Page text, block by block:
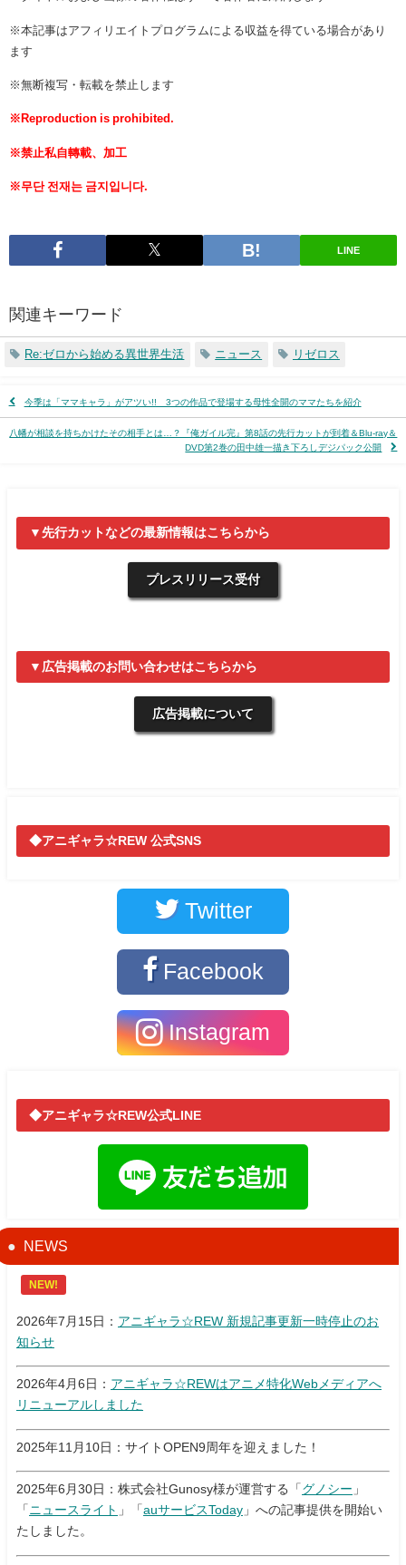
※本記事はアフィリエイトプログラムによる収益を得ている場合があり
ます
※無断複写・転載を禁止します
※Reproduction is prohibited.
※禁止私自轉載、加工
※무단 전재는 금지입니다.
LINE
関連キーワード
Re:ゼロから始める異世界生活 ニュース リゼロス
今季は「ママキャラ」がアツい!! 3つの作品で登場する母性全開のママたちを紹介
八幡が相談を持ちかけたその相手とは…？『俺ガイル完』第8話の先行カットが到着＆Blu-ray＆
DVD第2巻の田中雄一描き下ろしデジパック公開
▼先行カットなどの最新情報はこちらから
プレスリリース受付
▼広告掲載のお問い合わせはこちらから
広告掲載について
◆アニギャラ☆REW 公式SNS
Twitter
Facebook
Instagram
◆アニギャラ☆REW公式LINE
NEWS
NEW!
2026年7月15日： アニギャラ☆REW 新規記事更新一時停止のお
知らせ
2026年4月6日： アニギャラ☆REWはアニメ特化Webメディアへ
リニューアルしました
2025年11月10日：サイトOPEN9周年を迎えました！
2025年6月30日：株式会社Gunosy様が運営する「 グノシー 」
「 ニュースライト 」「 auサービスToday 」への記事提供を開始い
たしました。